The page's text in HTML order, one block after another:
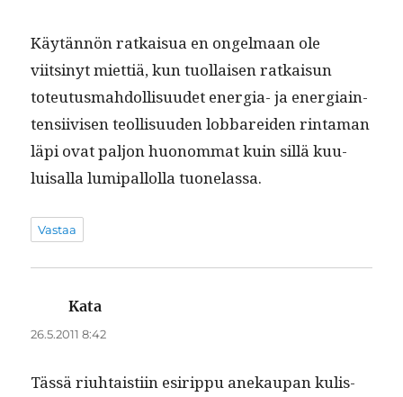
Käytän­nön ratkaisua en ongel­maan ole
viitsinyt miet­tiä, kun tuol­laisen ratkaisun
toteu­tus­mah­dol­lisu­udet ener­gia- ja ener­giain­
ten­si­ivisen teol­lisu­u­den lob­barei­den rin­ta­man
läpi ovat paljon huonom­mat kuin sil­lä kuu­
luisal­la lumi­pal­lol­la tuonelassa.
Vastaa
Kata
26.5.2011 8:42
Tässä riuh­tais­ti­in esirip­pu anekau­pan kulis­